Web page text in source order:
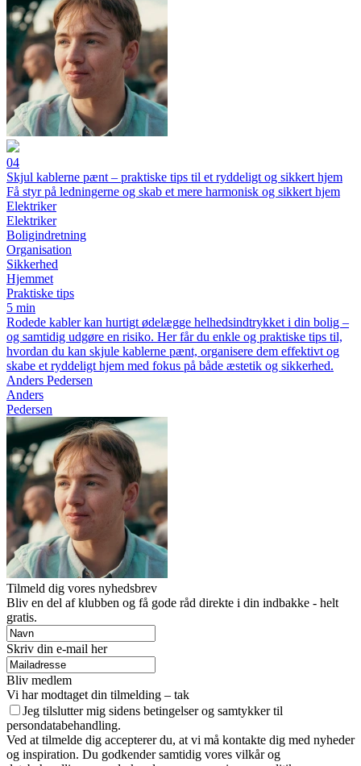
04
Skjul kablerne pænt – praktiske tips til et ryddeligt og sikkert hjem
Få styr på ledningerne og skab et mere harmonisk og sikkert hjem
Elektriker
Elektriker
Boligindretning
Organisation
Sikkerhed
Hjemmet
Praktiske tips
5 min
Rodede kabler kan hurtigt ødelægge helhedsindtrykket i din bolig –
og samtidig udgøre en risiko. Her får du enkle og praktiske tips til,
hvordan du kan skjule kablerne pænt, organisere dem effektivt og
skabe et ryddeligt hjem med fokus på både æstetik og sikkerhed.
Anders Pedersen
Anders
Pedersen
Tilmeld dig vores nyhedsbrev
Bliv en del af klubben og få gode råd direkte i din indbakke - helt
gratis.
Skriv din e-mail her
Bliv medlem
Vi har modtaget din tilmelding – tak
Jeg tilslutter mig sidens betingelser og samtykker til
persondatabehandling.
Ved at tilmelde dig accepterer du, at vi må kontakte dig med nyheder
og inspiration. Du godkender samtidig vores vilkår og